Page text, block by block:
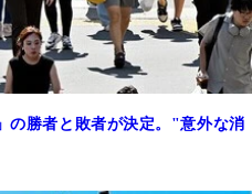
の勝者と敗者が決定。"意外な消